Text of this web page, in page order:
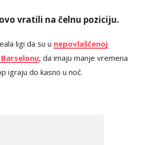
vratili na čelnu poziciju.
ligi da su u nepovlašćenoj
, da imaju manje vremena
igraju do kasno u noć.